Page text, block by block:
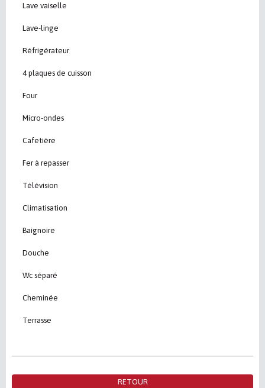
Lave vaiselle
Lave-linge
Réfrigérateur
4 plaques de cuisson
Four
Micro-ondes
Cafetière
Fer à repasser
Télévision
Climatisation
Baignoire
Douche
Wc séparé
Cheminée
Terrasse
RETOUR